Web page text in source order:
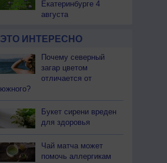
Екатеринбурге 4
августа
ЭТО ИНТЕРЕСНО
Почему северный
загар цветом
отличается от
южного?
Букет сирени вреден
для здоровья
Чай матча может
помочь аллергикам